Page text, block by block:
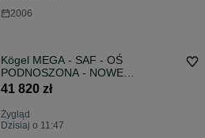
2006
Kögel MEGA - SAF - OŚ
PODNOSZONA - NOWE
PLANDEKI - GWARANCJA
41 820 zł
Żygląd
Dzisiaj o 11:47